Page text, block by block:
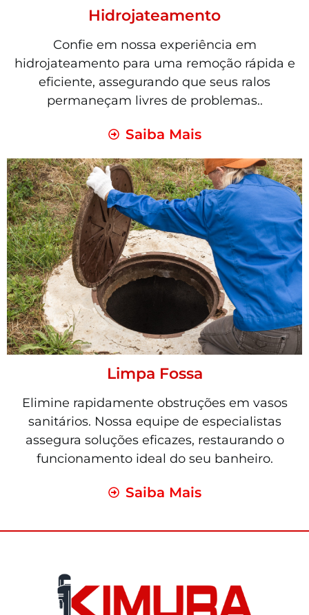
Hidrojateamento
Confie em nossa experiência em
hidrojateamento para uma remoção rápida e
eficiente, assegurando que seus ralos
permaneçam livres de problemas..
Saiba Mais
Limpa Fossa
Elimine rapidamente obstruções em vasos
sanitários. Nossa equipe de especialistas
assegura soluções eficazes, restaurando o
funcionamento ideal do seu banheiro.
Saiba Mais